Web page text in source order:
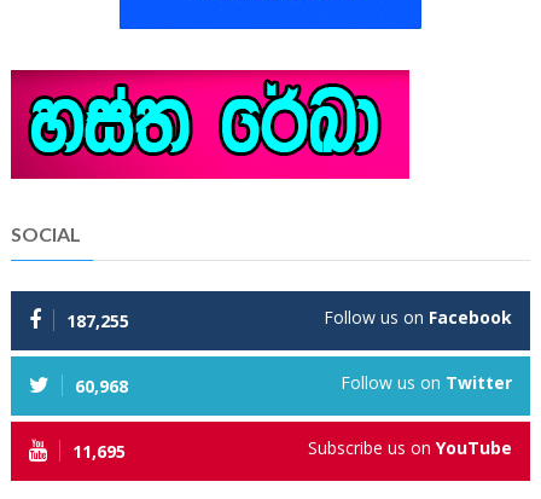
SOCIAL
187,255 Follow us on Facebook
60,968 Follow us on Twitter
11,695 Subscribe us onYouTube